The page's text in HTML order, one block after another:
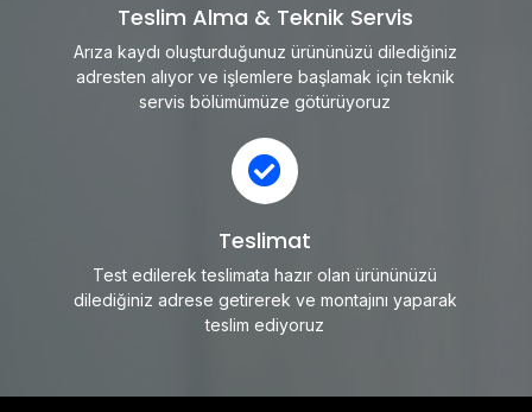
Teslim Alma & Teknik Servis
Arıza kaydı oluşturduğunuz ürününüzü dilediğiniz
adresten alıyor ve işlemlere başlamak için teknik
servis bölümümüze götürüyoruz
Teslimat
Test edilerek teslimata hazır olan ürününüzü
dilediğiniz adrese getirerek ve montajını yaparak
teslim ediyoruz